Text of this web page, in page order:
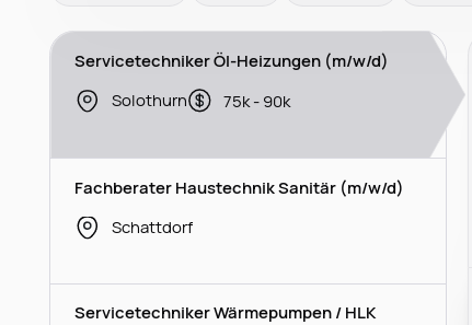
Servicetechniker Öl-Heizungen (m/w/d)
Solothurn
75k - 90k
Fachberater Haustechnik Sanitär (m/w/d)
Schattdorf
Servicetechniker Wärmepumpen / HLK